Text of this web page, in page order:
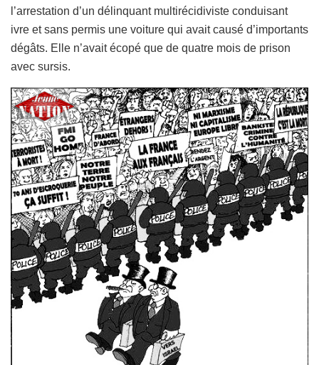
l’arrestation d’un délinquant multirécidiviste conduisant
ivre et sans permis une voiture qui avait causé d’importants
dégâts. Elle n’avait écopé que de quatre mois de prison
avec sursis.